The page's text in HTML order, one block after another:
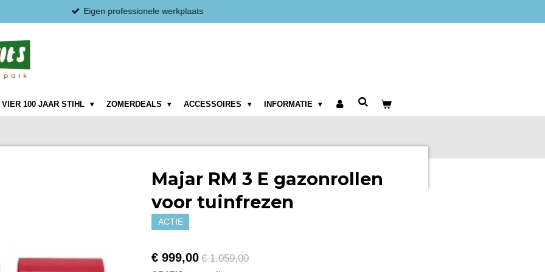
Eigen professionele werkplaats
VIER 100 JAAR STIHL ZOMERDEALS ACCESSOIRES INFORMATIE
Majar RM 3 E gazonrollen
voor tuinfrezen
ACTIE
€ 999,00 € 1.059,00